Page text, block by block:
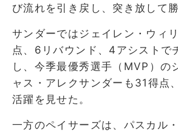
び流れを引き戻し、突き放して
サンダーではジェイレン・ウィ
点、6リバウンド、4アシストで
し、今季最優秀選手（MVP）の
ャス・アレクサンダーも31得点
活躍を見せた。
一方のペイサーズは、パスカル